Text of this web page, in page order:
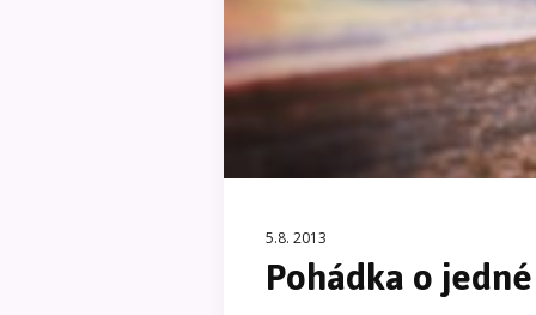
5.8. 2013
Pohádka o